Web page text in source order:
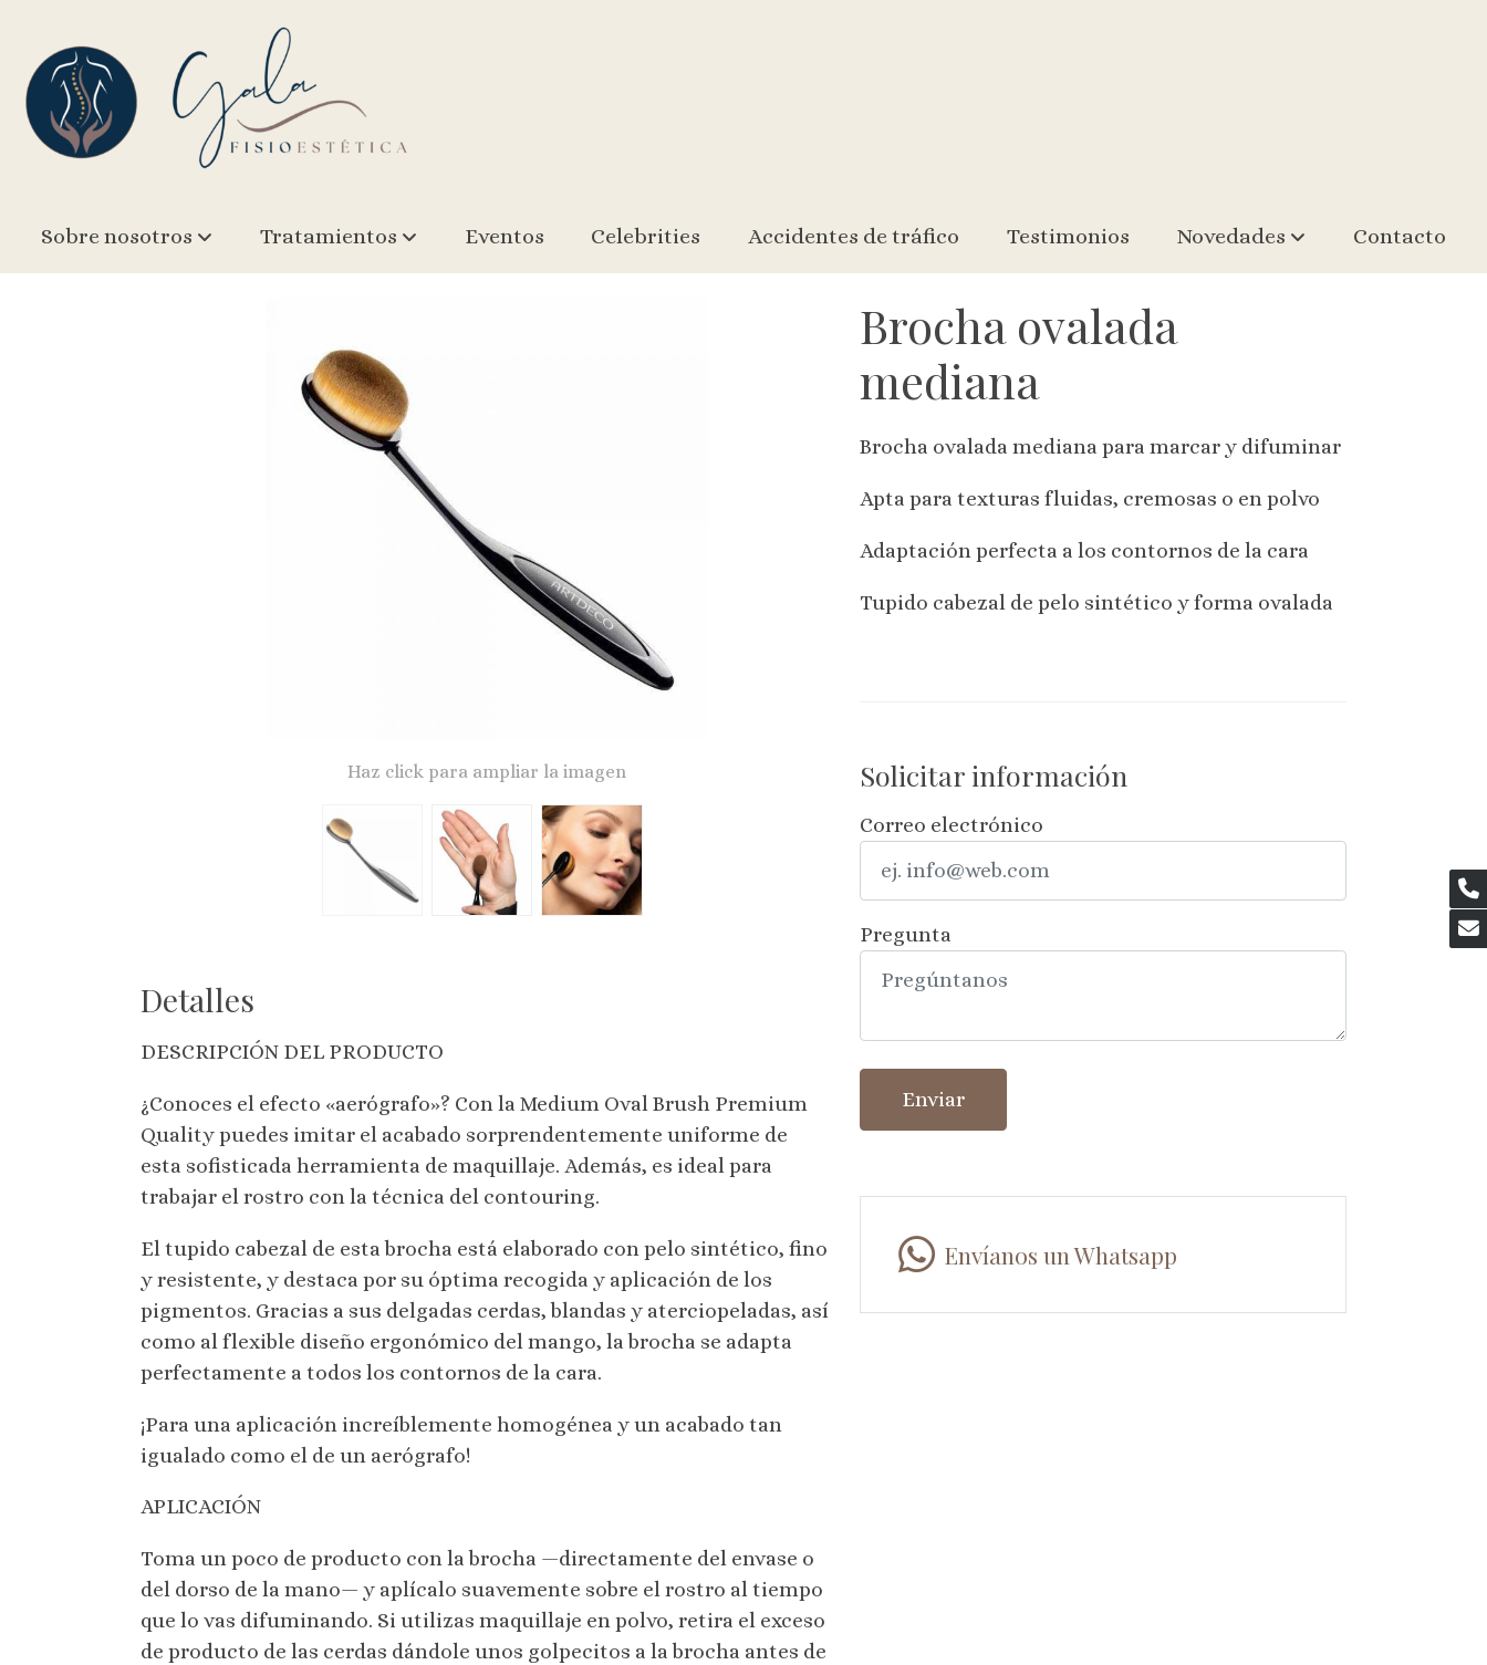
Sobre nosotros Tratamientos Eventos Celebrities Accidentes de tráfico Testimonios Novedades Contacto
Brocha ovalada mediana
Haz click para ampliar la imagen
Detalles
DESCRIPCIÓN DEL PRODUCTO
¿Conoces el efecto «aerógrafo»? Con la Medium Oval Brush Premium
Quality puedes imitar el acabado sorprendentemente uniforme de
esta sofisticada herramienta de maquillaje. Además, es ideal para
trabajar el rostro con la técnica del contouring.
El tupido cabezal de esta brocha está elaborado con pelo sintético, fino
y resistente, y destaca por su óptima recogida y aplicación de los
pigmentos. Gracias a sus delgadas cerdas, blandas y aterciopeladas, así
como al flexible diseño ergonómico del mango, la brocha se adapta
perfectamente a todos los contornos de la cara.
¡Para una aplicación increíblemente homogénea y un acabado tan
igualado como el de un aerógrafo!
APLICACIÓN
Toma un poco de producto con la brocha —directamente del envase o
del dorso de la mano— y aplícalo suavemente sobre el rostro al tiempo
que lo vas difuminando. Si utilizas maquillaje en polvo, retira el exceso
de producto de las cerdas dándole unos golpecitos a la brocha antes de
Brocha ovalada
mediana
Brocha ovalada mediana para marcar y difuminar
Apta para texturas fluidas, cremosas o en polvo
Adaptación perfecta a los contornos de la cara
Tupido cabezal de pelo sintético y forma ovalada
Solicitar información
Correo electrónico
Pregunta
Enviar
Envíanos un Whatsapp